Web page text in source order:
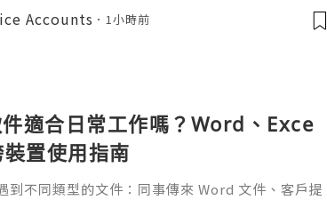
+1(772)563-8300 🚀 Telegram: @usa
usamarketit ✅
Accounts 1小時前
適合日常工作嗎？Word、Exce
置使用指南
到不同類型的文件：同事傳來 Word 文件、客戶提